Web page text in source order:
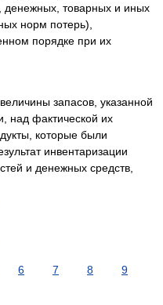
денежных, товарных и иных
норм потерь),
порядке при их
запасов, указанной
над фактической их
которые были
инвентаризации
и денежных средств,
6 7 8
9